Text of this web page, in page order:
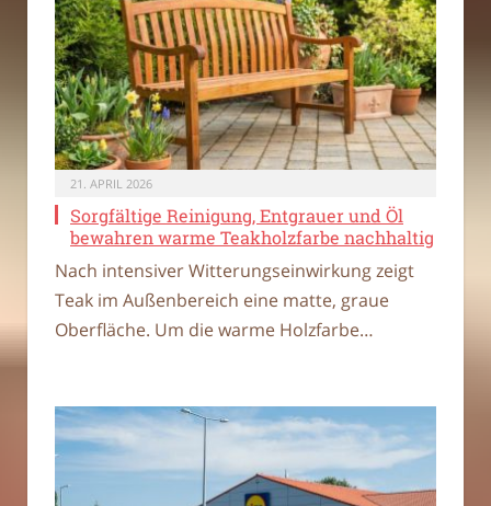
21. APRIL 2026
Sorgfältige Reinigung, Entgrauer und Öl
bewahren warme Teakholzfarbe nachhaltig
Nach intensiver Witterungseinwirkung zeigt
Teak im Außenbereich eine matte, graue
Oberfläche. Um die warme Holzfarbe…